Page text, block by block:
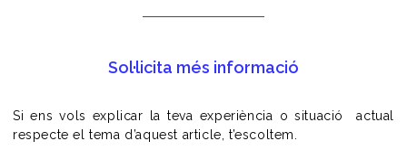
Sol·licita més informació
Si ens vols explicar la teva experiència o situació actual
respecte el tema d’aquest article, t’escoltem.